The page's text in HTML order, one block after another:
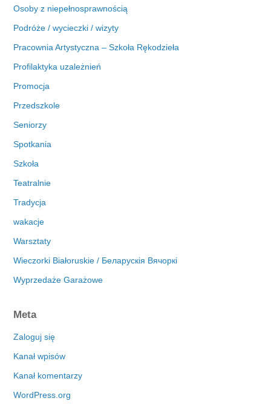
Osoby z niepełnosprawnością
Podróże / wycieczki / wizyty
Pracownia Artystyczna – Szkoła Rękodzieła
Profilaktyka uzależnień
Promocja
Przedszkole
Seniorzy
Spotkania
Szkoła
Teatralnie
Tradycja
wakacje
Warsztaty
Wieczorki Białoruskie / Беларускія Вячоркі
Wyprzedaże Garażowe
Meta
Zaloguj się
Kanał wpisów
Kanał komentarzy
WordPress.org